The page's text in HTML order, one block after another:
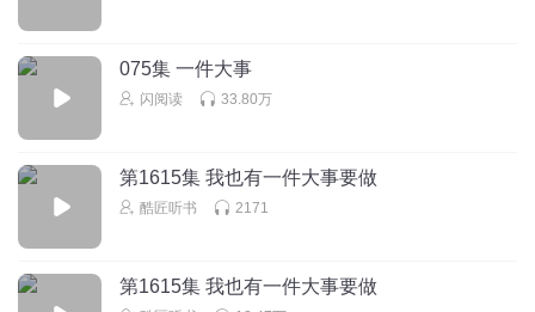
075集 一件大事
闪阅读 33.80万
第1615集 我也有一件大事要做
酷匠听书 2171
第1615集 我也有一件大事要做